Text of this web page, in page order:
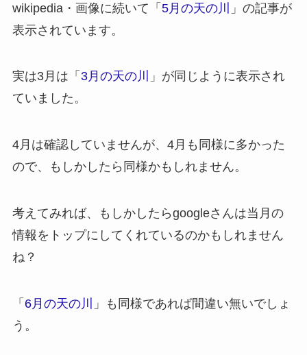
wikipedia・画像に続いて「 5月の天の川
」の記事が
表示されています。
実は3月は「 3月の天の川
」が同じように表示され
ていました。
4月は確認していませんが、4月も同様に多かった
ので、もしかしたら同様かもしれません。
考えてみれば、もしかしたらgoogleさんは当月の
情報をトップにしてくれているのかもしれません
ね？
「 6月の天の川
」も同様であれば間違い無いでしょ
う。